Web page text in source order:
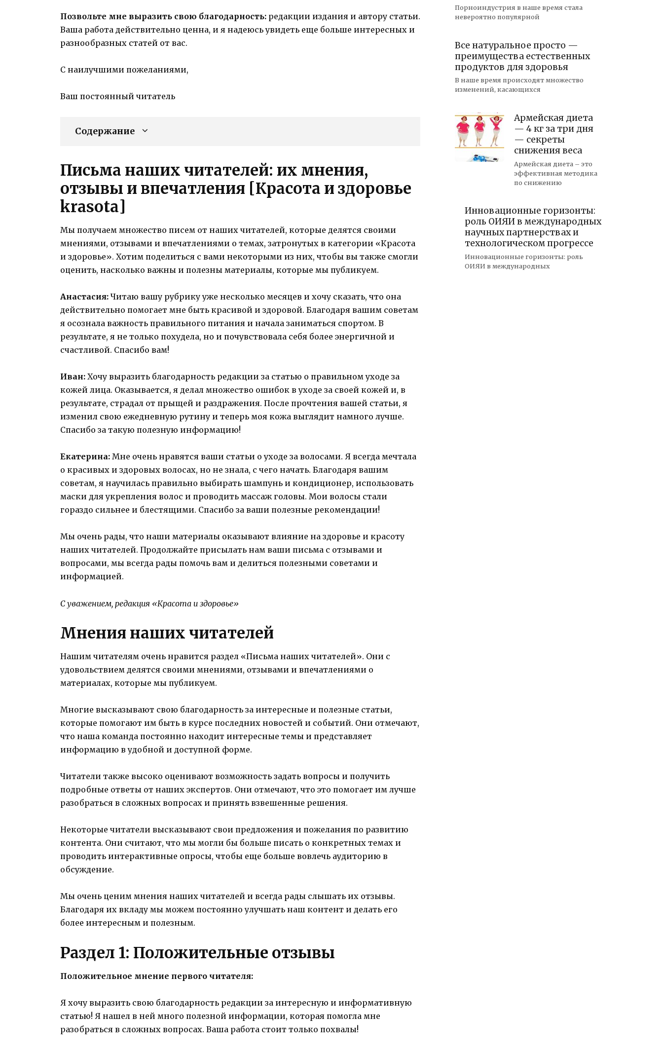
Позвольте мне выразить свою благодарность: редакции издания и автору статьи.
Ваша работа действительно ценна, и я надеюсь увидеть еще больше интересных и
разнообразных статей от вас.
С наилучшими пожеланиями,
Ваш постоянный читатель
Содержание
Письма наших читателей: их мнения,
отзывы и впечатления [Красота и здоровье
krasota]
Мы получаем множество писем от наших читателей, которые делятся своими
мнениями, отзывами и впечатлениями о темах, затронутых в категории «Красота
и здоровье». Хотим поделиться с вами некоторыми из них, чтобы вы также смогли
оценить, насколько важны и полезны материалы, которые мы публикуем.
Анастасия: Читаю вашу рубрику уже несколько месяцев и хочу сказать, что она
действительно помогает мне быть красивой и здоровой. Благодаря вашим советам
я осознала важность правильного питания и начала заниматься спортом. В
результате, я не только похудела, но и почувствовала себя более энергичной и
счастливой. Спасибо вам!
Иван: Хочу выразить благодарность редакции за статью о правильном уходе за
кожей лица. Оказывается, я делал множество ошибок в уходе за своей кожей и, в
результате, страдал от прыщей и раздражения. После прочтения вашей статьи, я
изменил свою ежедневную рутину и теперь моя кожа выглядит намного лучше.
Спасибо за такую полезную информацию!
Екатерина: Мне очень нравятся ваши статьи о уходе за волосами. Я всегда мечтала
о красивых и здоровых волосах, но не знала, с чего начать. Благодаря вашим
советам, я научилась правильно выбирать шампунь и кондиционер, использовать
маски для укрепления волос и проводить массаж головы. Мои волосы стали
гораздо сильнее и блестящими. Спасибо за ваши полезные рекомендации!
Мы очень рады, что наши материалы оказывают влияние на здоровье и красоту
наших читателей. Продолжайте присылать нам ваши письма с отзывами и
вопросами, мы всегда рады помочь вам и делиться полезными советами и
информацией.
С уважением, редакция «Красота и здоровье»
Мнения наших читателей
Нашим читателям очень нравится раздел «Письма наших читателей». Они с
удовольствием делятся своими мнениями, отзывами и впечатлениями о
материалах, которые мы публикуем.
Многие высказывают свою благодарность за интересные и полезные статьи,
которые помогают им быть в курсе последних новостей и событий. Они отмечают,
что наша команда постоянно находит интересные темы и представляет
информацию в удобной и доступной форме.
Читатели также высоко оценивают возможность задать вопросы и получить
подробные ответы от наших экспертов. Они отмечают, что это помогает им лучше
разобраться в сложных вопросах и принять взвешенные решения.
Некоторые читатели высказывают свои предложения и пожелания по развитию
контента. Они считают, что мы могли бы больше писать о конкретных темах и
проводить интерактивные опросы, чтобы еще больше вовлечь аудиторию в
обсуждение.
Мы очень ценим мнения наших читателей и всегда рады слышать их отзывы.
Благодаря их вкладу мы можем постоянно улучшать наш контент и делать его
более интересным и полезным.
Раздел 1: Положительные отзывы
Положительное мнение первого читателя:
Я хочу выразить свою благодарность редакции за интересную и информативную
статью! Я нашел в ней много полезной информации, которая помогла мне
разобраться в сложных вопросах. Ваша работа стоит только похвалы!
Порноиндустрия в наше время стала
невероятно популярной
Все натуральное просто —
преимущества естественных
продуктов для здоровья
В наше время происходят множество
изменений, касающихся
Армейская диета
— 4 кг за три дня
— секреты
снижения веса
Армейская диета – это
эффективная методика
по снижению
Инновационные горизонты:
роль ОИЯИ в международных
научных партнерствах и
технологическом прогрессе
Инновационные горизонты: роль
ОИЯИ в международных